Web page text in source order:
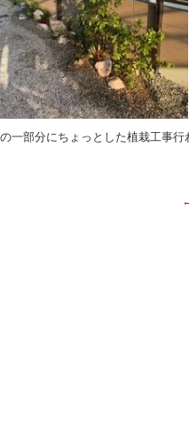
一部分にちょっとした植栽工事